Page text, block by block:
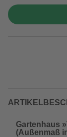
Gartenhaus
(Außenmaß